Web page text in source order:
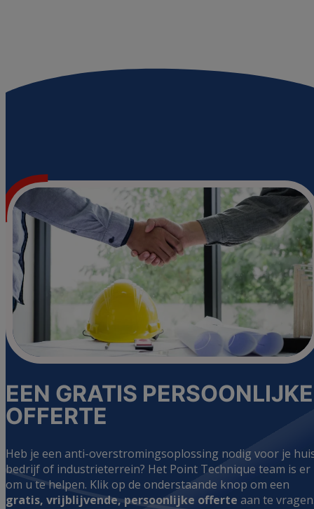
EEN GRATIS PERSOONLIJKE
OFFERTE
Heb je een anti-overstromingsoplossing nodig voor je
bedrijf of industrieterrein? Het Point Technique team is er
om u te helpen. Klik op de onderstaande knop om een
gratis, vrijblijvende, persoonlijke offerte aan te